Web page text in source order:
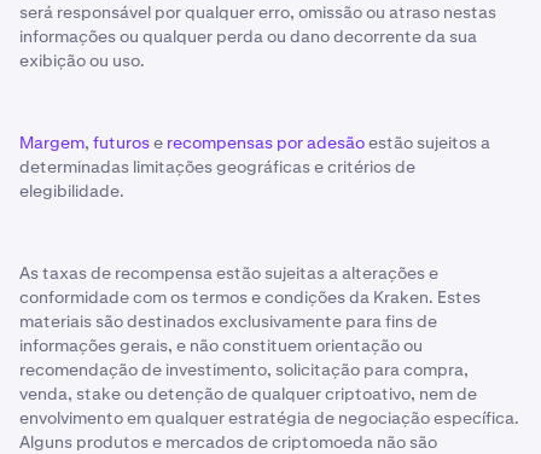
será responsável por qualquer erro, omissão ou atraso nestas
informações ou qualquer perda ou dano decorrente da sua
exibição ou uso.
Margem, futurose recompensas por adesãoestão sujeitos a
determinadas limitações geográficas e critérios de
elegibilidade.
As taxas de recompensa estão sujeitas a alterações e
conformidade com os termos e condições da Kraken. Estes
materiais são destinados exclusivamente para fins de
informações gerais, e não constituem orientação ou
recomendação de investimento, solicitação para compra,
venda, stake ou detenção de qualquer criptoativo, nem de
envolvimento em qualquer estratégia de negociação específica.
Alguns produtos e mercados de criptomoeda não são